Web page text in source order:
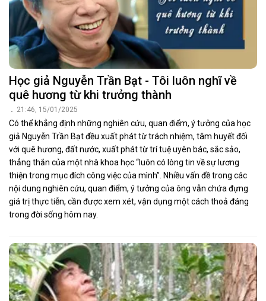
Học giả Nguyễn Trần Bạt - Tôi luôn nghĩ về
quê hương từ khi trưởng thành
21:46, 15/01/2025
Có thể khẳng định những nghiên cứu, quan điểm, ý tưởng của học
giả Nguyễn Trần Bạt đều xuất phát từ trách nhiệm, tâm huyết đối
với quê hương, đất nước, xuất phát từ trí tuệ uyên bác, sắc sảo,
thẳng thắn của một nhà khoa học “luôn có lòng tin về sự lương
thiện trong mục đích công việc của mình”. Nhiều vấn đề trong các
nội dung nghiên cứu, quan điểm, ý tưởng của ông vẫn chứa đựng
giá trị thực tiễn, cần được xem xét, vận dụng một cách thoả đáng
trong đời sống hôm nay.